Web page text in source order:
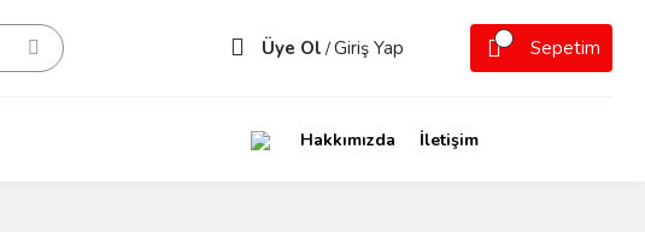
Üye Ol /Giriş Yap Sepetim
Hakkımızda İletişim